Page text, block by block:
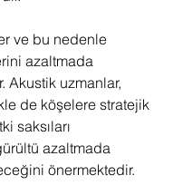
ve bu nedenle
azaltmada
Akustik uzmanlar,
de köşelere stratejik
saksıları
azaltmada
önermektedir.